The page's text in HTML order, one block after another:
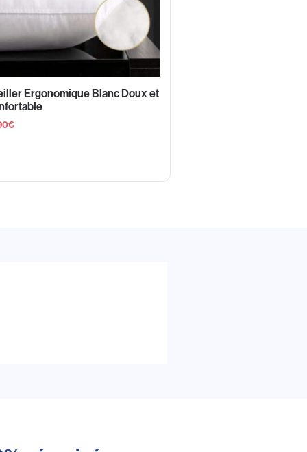
Ergonomique Blanc Doux et
€